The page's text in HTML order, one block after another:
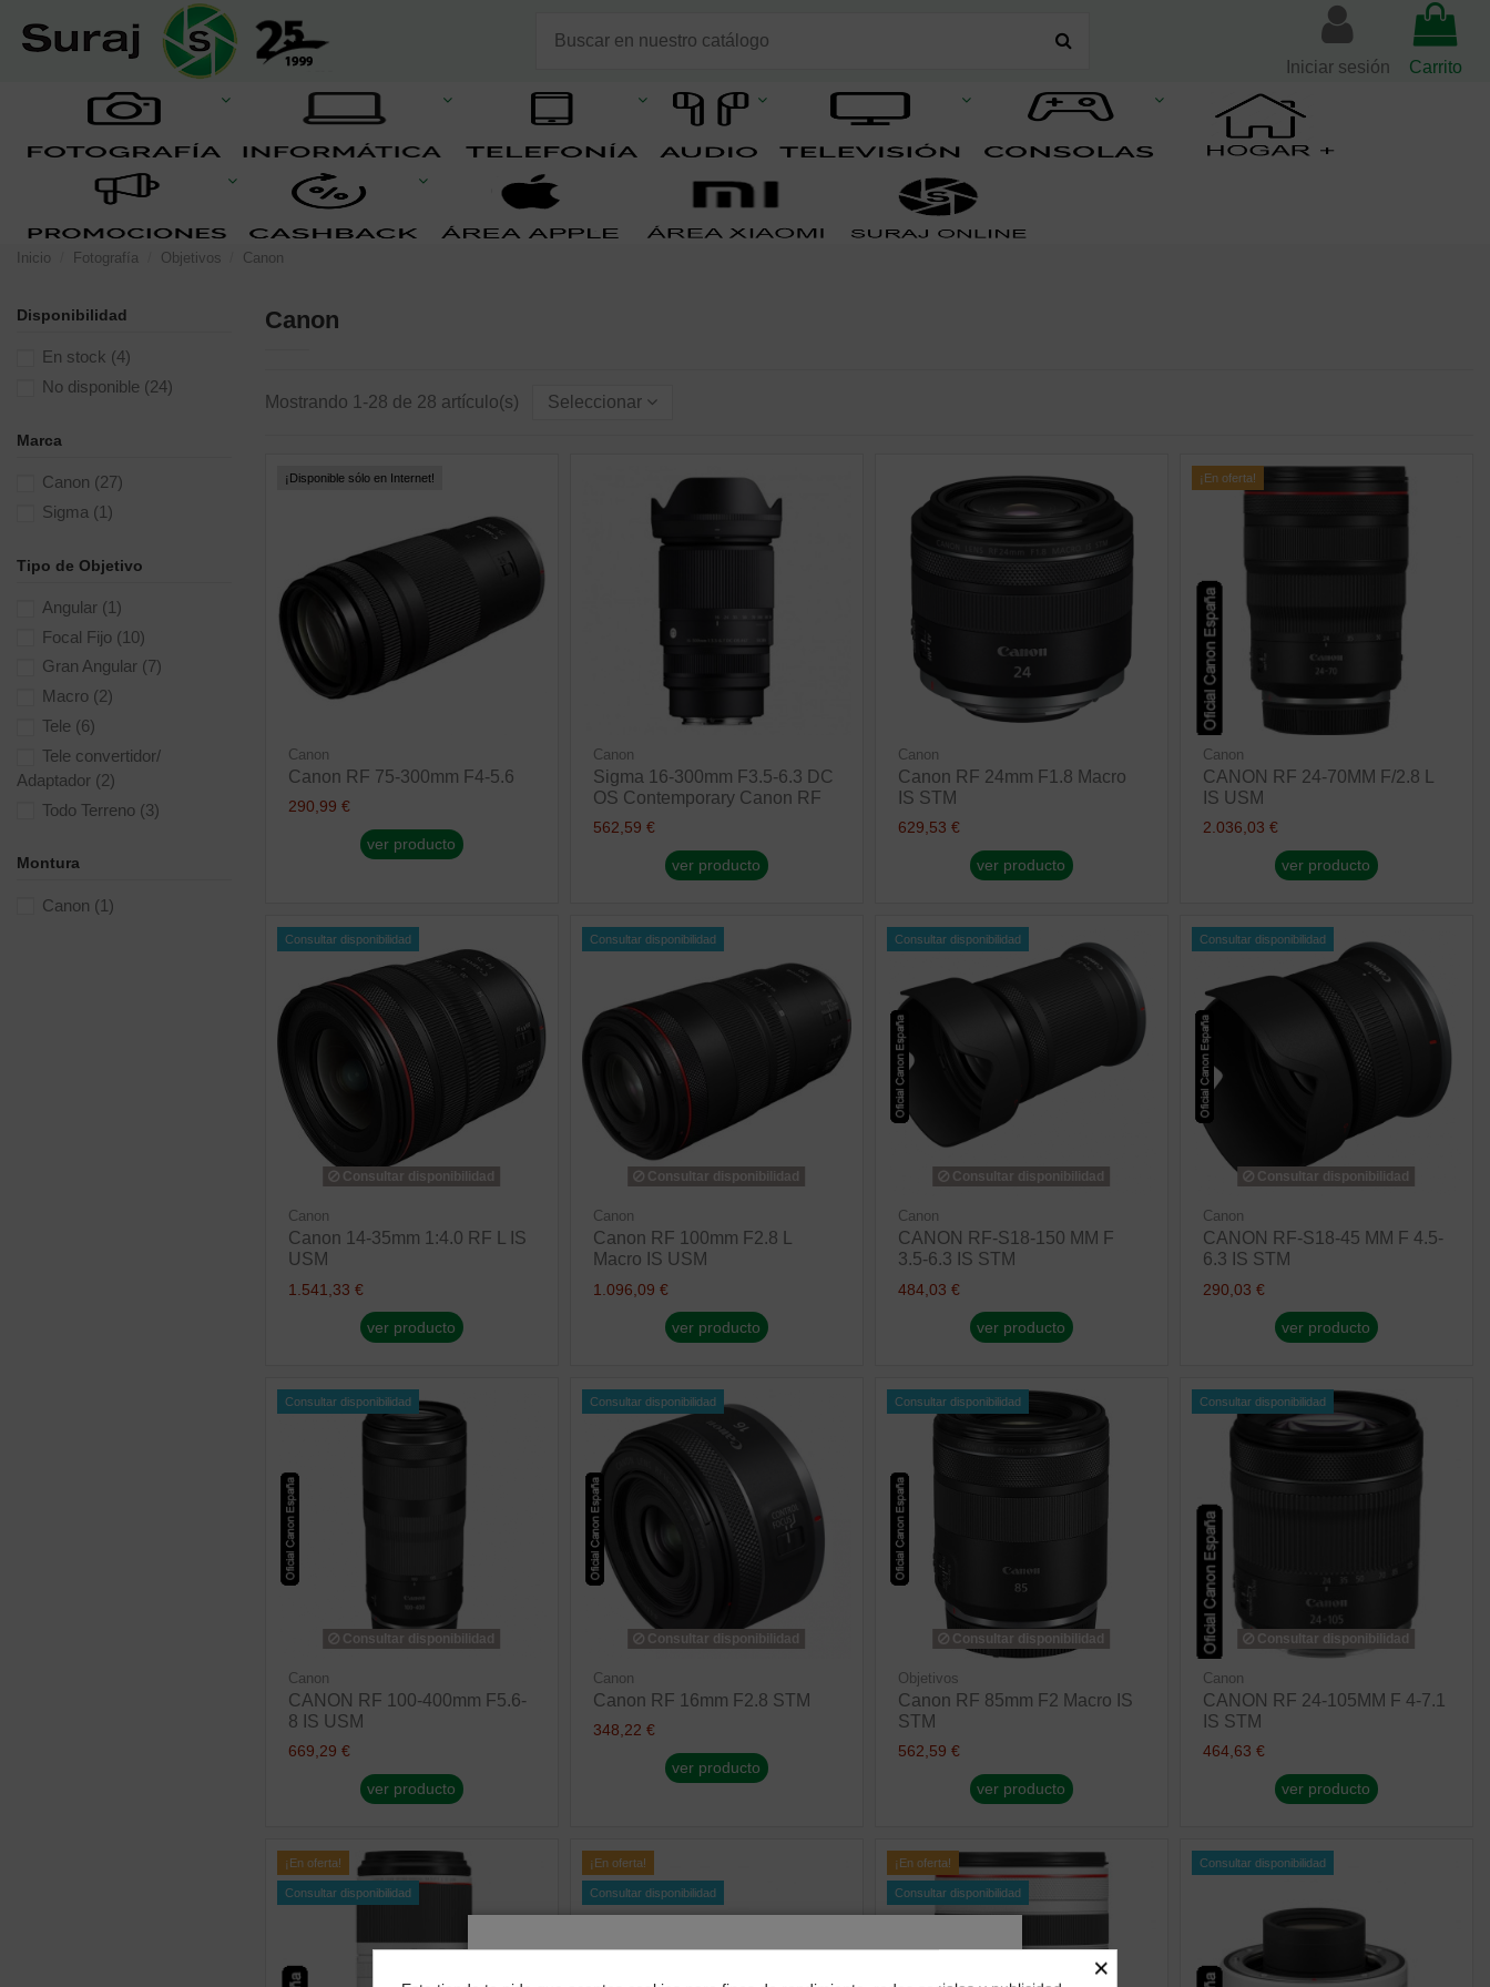
Iniciar sesión Carrito
Inicio Fotografía Objetivos Canon
Canon
Mostrando 1-28 de 28 artículo(s) Seleccionar
¡Disponible sólo en Internet!
Canon
Canon RF 75-300mm F4-5.6
290,99 €
ver producto
Canon
Sigma 16-300mm F3.5-6.3 DC
OS Contemporary Canon RF
562,59 €
ver producto
Canon
Canon RF 24mm F1.8 Macro
IS STM
629,53 €
ver producto
¡En oferta!
Canon
CANON RF 24-70MM F/2.8 L
IS USM
2.036,03 €
ver producto
Consultar disponibilidad
Consultar disponibilidad
Canon
Canon 14-35mm 1:4.0 RF L IS
USM
1.541,33 €
ver producto
Consultar disponibilidad
Consultar disponibilidad
Canon
Canon RF 100mm F2.8 L
Macro IS USM
1.096,09 €
ver producto
Consultar disponibilidad
Consultar disponibilidad
Canon
CANON RF-S18-150 MM F
3.5-6.3 IS STM
484,03 €
ver producto
Consultar disponibilidad
Consultar disponibilidad
Canon
CANON RF-S18-45 MM F 4.5-
6.3 IS STM
290,03 €
ver producto
Consultar disponibilidad
Consultar disponibilidad
Canon
CANON RF 100-400mm F5.6-
8 IS USM
669,29 €
ver producto
Consultar disponibilidad
Consultar disponibilidad
Canon
Canon RF 16mm F2.8 STM
348,22 €
ver producto
Consultar disponibilidad
Consultar disponibilidad
Objetivos
Canon RF 85mm F2 Macro IS
STM
562,59 €
ver producto
Consultar disponibilidad
Consultar disponibilidad
Canon
CANON RF 24-105MM F 4-7.1
IS STM
464,63 €
ver producto
¡En oferta!
Consultar disponibilidad
¡En oferta!
Consultar disponibilidad
¡En oferta!
Consultar disponibilidad
Consultar disponibilidad
Disponibilidad
En stock (4)
No disponible (24)
Marca
Canon (27)
Sigma (1)
Tipo de Objetivo
Angular (1)
Focal Fijo (10)
Gran Angular (7)
Macro (2)
Tele (6)
Tele convertidor/
Adaptador (2)
Todo Terreno (3)
Montura
Canon (1)
¿Dónde deseas recibir tu pedido? ×